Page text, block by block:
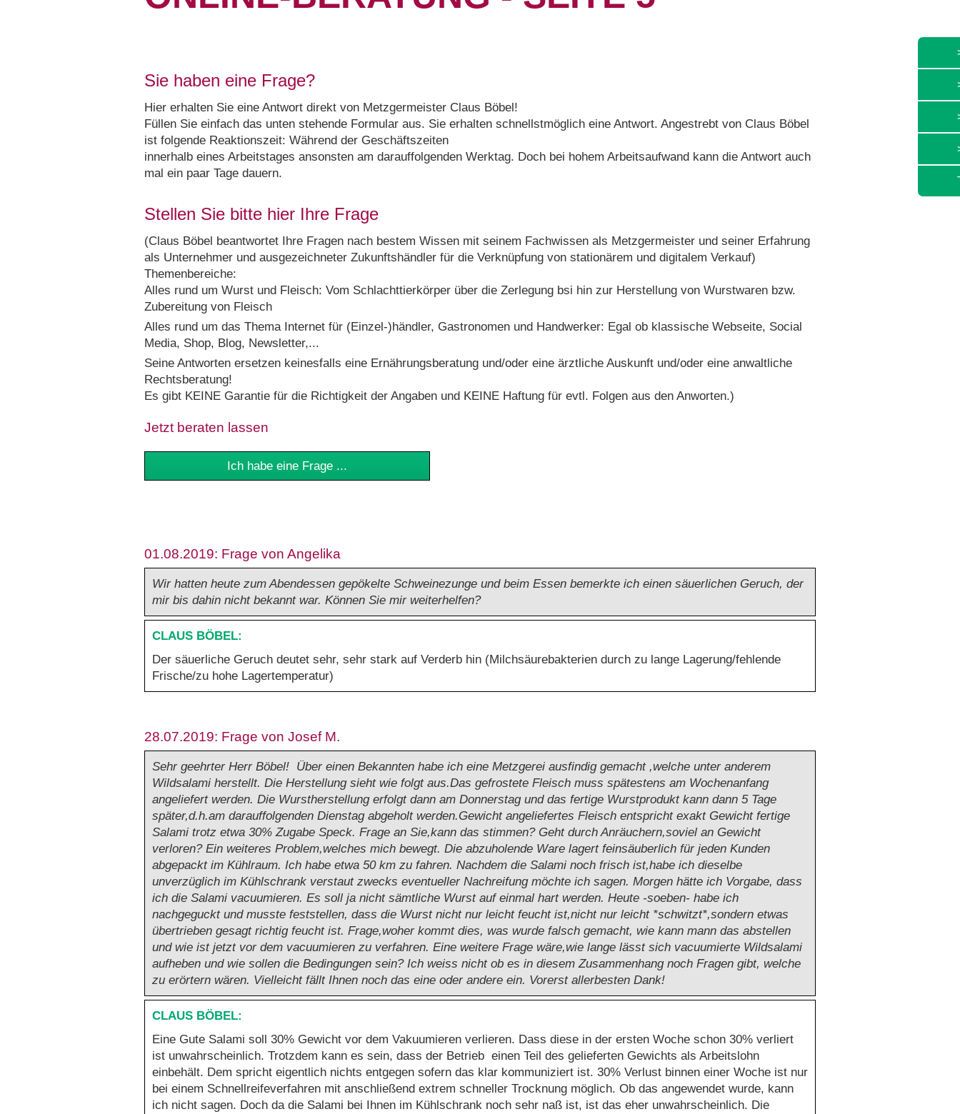
Sie haben eine Frage?
Hier erhalten Sie eine Antwort direkt von Metzgermeister Claus Böbel!
Füllen Sie einfach das unten stehende Formular aus. Sie erhalten schnellstmöglich eine Antwort. Angestrebt von Claus Böbel
ist folgende Reaktionszeit: Während der Geschäftszeiten
innerhalb eines Arbeitstages ansonsten am darauffolgenden Werktag. Doch bei hohem Arbeitsaufwand kann die Antwort auch
mal ein paar Tage dauern.
Stellen Sie bitte hier Ihre Frage
(Claus Böbel beantwortet Ihre Fragen nach bestem Wissen mit seinem Fachwissen als Metzgermeister und seiner Erfahrung
als Unternehmer und ausgezeichneter Zukunftshändler für die Verknüpfung von stationärem und digitalem Verkauf)
Themenbereiche:
Alles rund um Wurst und Fleisch: Vom Schlachttierkörper über die Zerlegung bsi hin zur Herstellung von Wurstwaren bzw.
Zubereitung von Fleisch
Alles rund um das Thema Internet für (Einzel-)händler, Gastronomen und Handwerker: Egal ob klassische Webseite, Social
Media, Shop, Blog, Newsletter,...
Seine Antworten ersetzen keinesfalls eine Ernährungsberatung und/oder eine ärztliche Auskunft und/oder eine anwaltliche
Rechtsberatung!
Es gibt KEINE Garantie für die Richtigkeit der Angaben und KEINE Haftung für evtl. Folgen aus den Anworten.)
Jetzt beraten lassen
Ich habe eine Frage ...
01.08.2019: Frage von Angelika
Wir hatten heute zum Abendessen gepökelte Schweinezunge und beim Essen bemerkte ich einen säuerlichen Geruch, der
mir bis dahin nicht bekannt war. Können Sie mir weiterhelfen?
Der säuerliche Geruch deutet sehr, sehr stark auf Verderb hin (Milchsäurebakterien durch zu lange Lagerung/fehlende
Frische/zu hohe Lagertemperatur)
28.07.2019: Frage von Josef M.
Sehr geehrter Herr Böbel! Über einen Bekannten habe ich eine Metzgerei ausfindig gemacht ,welche unter anderem
Wildsalami herstellt. Die Herstellung sieht wie folgt aus.Das gefrostete Fleisch muss spätestens am Wochenanfang
angeliefert werden. Die Wurstherstellung erfolgt dann am Donnerstag und das fertige Wurstprodukt kann dann 5 Tage
später,d.h.am darauffolgenden Dienstag abgeholt werden.Gewicht angeliefertes Fleisch entspricht exakt Gewicht fertige
Salami trotz etwa 30% Zugabe Speck. Frage an Sie,kann das stimmen? Geht durch Anräuchern,soviel an Gewicht
verloren? Ein weiteres Problem,welches mich bewegt. Die abzuholende Ware lagert feinsäuberlich für jeden Kunden
abgepackt im Kühlraum. Ich habe etwa 50 km zu fahren. Nachdem die Salami noch frisch ist,habe ich dieselbe
unverzüglich im Kühlschrank verstaut zwecks eventueller Nachreifung möchte ich sagen. Morgen hätte ich Vorgabe, dass
ich die Salami vacuumieren. Es soll ja nicht sämtliche Wurst auf einmal hart werden. Heute -soeben- habe ich
nachgeguckt und musste feststellen, dass die Wurst nicht nur leicht feucht ist,nicht nur leicht *schwitzt*,sondern etwas
übertrieben gesagt richtig feucht ist. Frage,woher kommt dies, was wurde falsch gemacht, wie kann mann das abstellen
und wie ist jetzt vor dem vacuumieren zu verfahren. Eine weitere Frage wäre,wie lange lässt sich vacuumierte Wildsalami
aufheben und wie sollen die Bedingungen sein? Ich weiss nicht ob es in diesem Zusammenhang noch Fragen gibt, welche
zu erörtern wären. Vielleicht fällt Ihnen noch das eine oder andere ein. Vorerst allerbesten Dank!
Eine Gute Salami soll 30% Gewicht vor dem Vakuumieren verlieren. Dass diese in der ersten Woche schon 30% verliert
ist unwahrscheinlich. Trotzdem kann es sein, dass der Betrieb einen Teil des gelieferten Gewichts als Arbeitslohn
einbehält. Dem spricht eigentlich nichts entgegen sofern das klar kommuniziert ist. 30% Verlust binnen einer Woche ist nur
bei einem Schnellreifeverfahren mit anschließend extrem schneller Trocknung möglich. Ob das angewendet wurde, kann
ich nicht sagen. Doch da die Salami bei Ihnen im Kühlschrank noch sehr naß ist, ist das eher unwahrscheinlich. Die